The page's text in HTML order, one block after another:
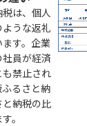
は、個人
うな返礼
す。企業
員が経済
禁止され
るさと納
納税の比
。